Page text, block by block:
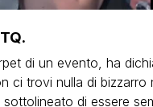
di un evento, ha
trovi nulla di bizzarro
di essere